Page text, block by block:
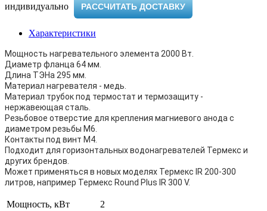
индивидуально ​
РАССЧИТАТЬ ДОСТАВКУ
Характеристики
Мощность нагревательного элемента 2000 Вт.
Диаметр фланца 64 мм.
Длина ТЭНа 295 мм.
Материал нагревателя - медь.
Материал трубок под термостат и термозащиту -
нержавеющая сталь.
Резьбовое отверстие для крепления магниевого анода с
диаметром резьбы M6.
Контакты под винт М4.
Подходит для горизонтальных водонагревателей Термекс и
других брендов.
Может применяться в новых моделях Термекс IR 200-300
литров, например Термекс Round Plus IR 300 V.
Мощность, кВт
2